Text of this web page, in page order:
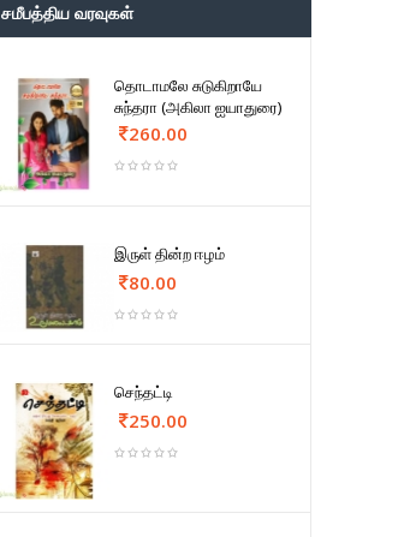
சமீபத்திய வரவுகள்
தொடாமலே சுடுகிறாயே
சுந்தரா (அகிலா ஐயாதுரை)
260.00
இருள் தின்ற ஈழம்
80.00
செந்தட்டி
250.00